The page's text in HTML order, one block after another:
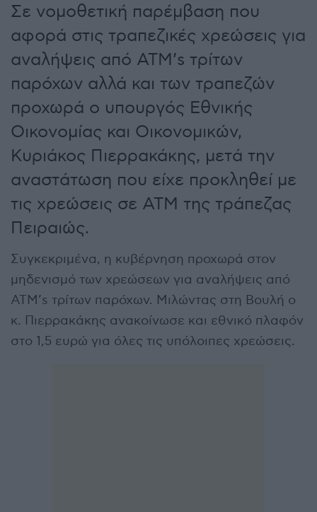
Σε νομοθετική παρέμβαση που
αφορά στις τραπεζικές χρεώσεις για
αναλήψεις από ATM’s τρίτων
παρόχων αλλά και των τραπεζών
προχωρά ο υπουργός Εθνικής
Οικονομίας και Οικονομικών,
Κυριάκος Πιερρακάκης, μετά την
αναστάτωση που είχε προκληθεί με
τις χρεώσεις σε ΑΤΜ της τράπεζας
Πειραιώς.
Συγκεκριμένα, η κυβέρνηση προχωρά στον
μηδενισμό των χρεώσεων για αναλήψεις από
ATM’s τρίτων παρόχων. Μιλώντας στη Βουλή ο
κ. Πιερρακάκης ανακοίνωσε και εθνικό πλαφόν
στο 1,5 ευρώ για όλες τις υπόλοιπες χρεώσεις.